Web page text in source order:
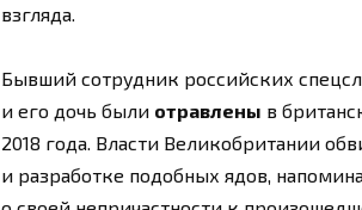
взгляда.
Бывший сотрудник российских
и его дочь были отравлены в
2018 года. Власти Великобритании
и разработке подобных ядов,